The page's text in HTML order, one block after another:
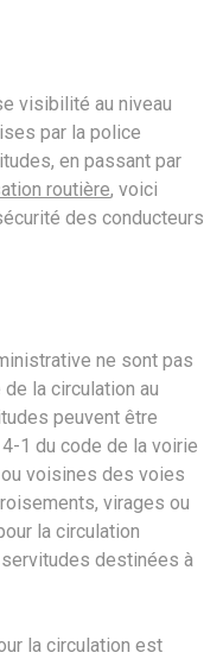
visibilité au niveau
par la police
en passant par
routière, voici
des conducteurs
ne sont pas
la circulation au
peuvent être
1 du code de la voirie
voisines des voies
virages ou
la circulation
destinées à
la circulation est